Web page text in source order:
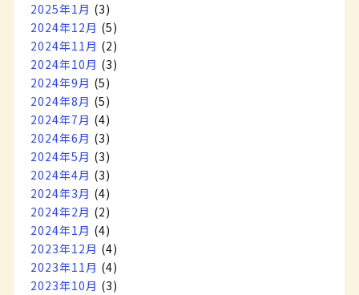
2025年1月 (3)
2024年12月 (5)
2024年11月 (2)
2024年10月 (3)
2024年9月 (5)
2024年8月 (5)
2024年7月 (4)
2024年6月 (3)
2024年5月 (3)
2024年4月 (3)
2024年3月 (4)
2024年2月 (2)
2024年1月 (4)
2023年12月 (4)
2023年11月 (4)
2023年10月 (3)